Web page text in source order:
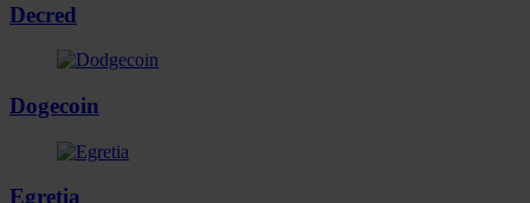
Decred
Dogecoin
Egretia